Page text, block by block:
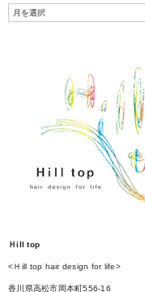
Ｈill top
<Ｈill top hair design for life>
香川県高松市岡本町556-16